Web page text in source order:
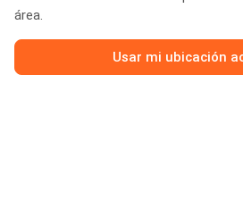
área.
Usar mi ubicación